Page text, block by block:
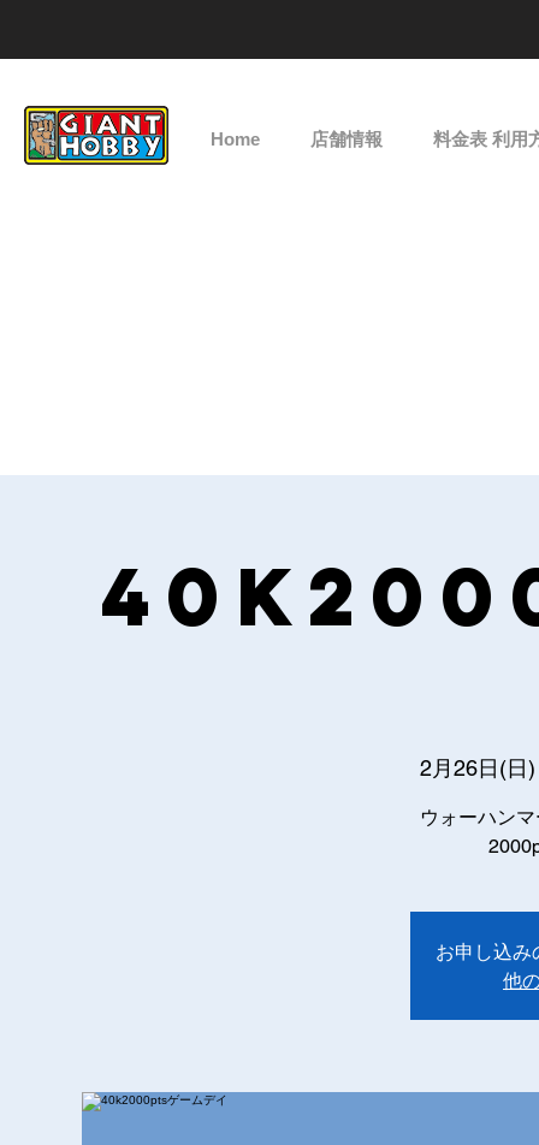
Home 店舗情報 料金表 利用
2月26日(日)
ウォーハン
お申し込
他